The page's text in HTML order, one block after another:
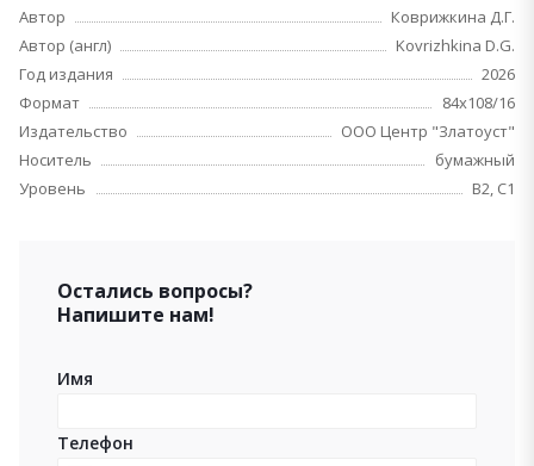
Автор
Коврижкина Д.Г.
Автор (англ)
Kovrizhkina D.G.
Год издания
2026
Формат
84х108/16
Издательство
ООО Центр "Златоуст"
Носитель
бумажный
Уровень
B2, C1
Остались вопросы?
Напишите нам!
Имя
Телефон